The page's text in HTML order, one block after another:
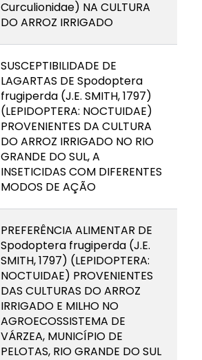
Curculionidae) NA CULTURA
DO ARROZ IRRIGADO
SUSCEPTIBILIDADE DE
LAGARTAS DE Spodoptera
frugiperda (J.E. SMITH, 1797)
(LEPIDOPTERA: NOCTUIDAE)
PROVENIENTES DA CULTURA
DO ARROZ IRRIGADO NO RIO
GRANDE DO SUL, A
INSETICIDAS COM DIFERENTES
MODOS DE AÇÃO
PREFERÊNCIA ALIMENTAR DE
Spodoptera frugiperda (J.E.
SMITH, 1797) (LEPIDOPTERA:
NOCTUIDAE) PROVENIENTES
DAS CULTURAS DO ARROZ
IRRIGADO E MILHO NO
AGROECOSSISTEMA DE
VÁRZEA, MUNICÍPIO DE
PELOTAS, RIO GRANDE DO SUL